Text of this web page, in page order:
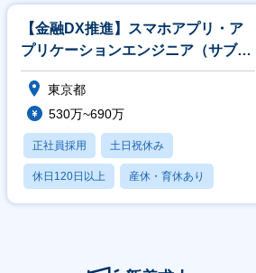
【金融DX推進】スマホアプリ・ア
プリケーションエンジニア（サブリ
ーダー候補）
東京都
530万~690万
正社員採用 土日祝休み
休日120日以上 産休・育休あり
賞与あり